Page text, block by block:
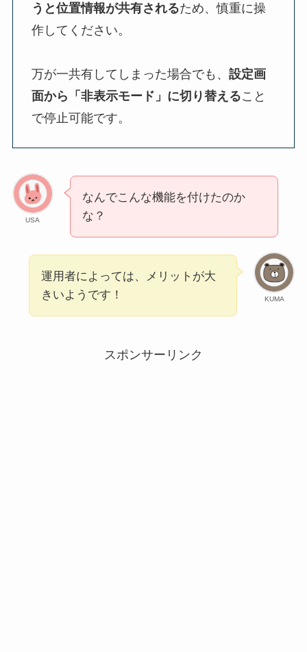
うと位置情報が共有されるため、慎重に操
作してください。
万が一共有してしまった場合でも、 設定画
面から「非表示モード」に切り替えること
で停止可能です。
USA
なんでこんな機能を付けたのか
な？
KUMA
運用者によっては、メリットが大
きいようです！
スポンサーリンク